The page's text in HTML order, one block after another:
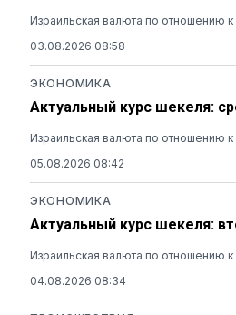
Израильская валюта по отношению
03.08.2026 08:58
ЭКОНОМИКА
Актуальный курс шекеля:
Израильская валюта по отношению
05.08.2026 08:42
ЭКОНОМИКА
Актуальный курс шекеля:
Израильская валюта по отношению
04.08.2026 08:34